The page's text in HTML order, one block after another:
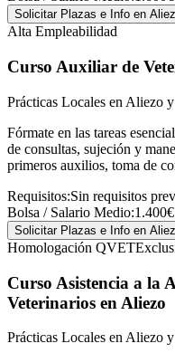
Solicitar Plazas e Info en
Alta Empleabilidad
Curso Auxiliar de
Prácticas Locales en Aliezo
Fórmate en las tareas
de consultas, sujeción y
primeros auxilios, toma de
Requisitos:Sin requisitos
Bolsa / Salario Medio:
Solicitar Plazas e Info en
Homologación QVET
Curso Asistencia a la
Veterinarios en Aliezo
Prácticas Locales en Aliezo